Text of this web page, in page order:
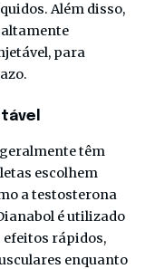
Além disso,
altamente
para
têm
escolhem
a testosterona
é utilizado
efeitos rápidos,
enquanto